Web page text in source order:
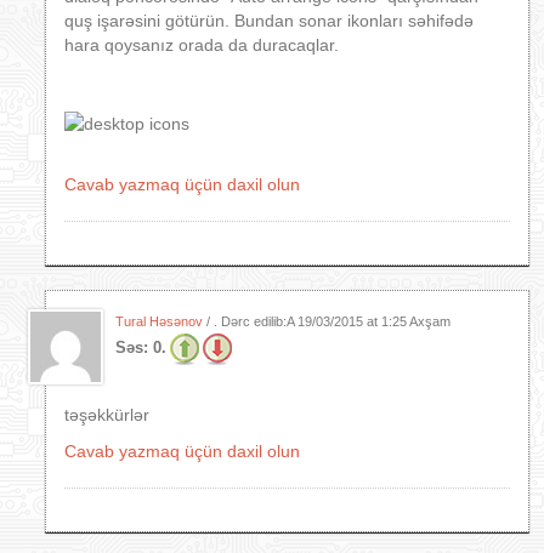
quş işarəsini götürün. Bundan sonar ikonları səhifədə
hara qoysanız orada da duracaqlar.
Cavab yazmaq üçün daxil olun
Tural Həsənov / . Dərc edilib:A 19/03/2015 at 1:25 Axşam
Səs: 0.
təşəkkürlər
Cavab yazmaq üçün daxil olun